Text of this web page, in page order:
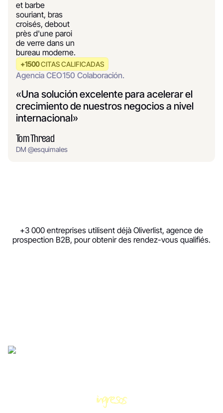
+1500CITAS CALIFICADAS
Agencia CEO150 Colaboración.
«Una solución excelente para acelerar el
crecimiento de nuestros negocios a nivel
internacional»
Tom Thread
DM @esquimales
+3 000 entreprises utilisent déjà Oliverlist, agence de
prospection B2B, pour obtenir des rendez-vous qualifiés.
ingresos